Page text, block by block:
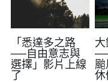
入會申請．兩座山
．華嚴初
．雨季，
梁寒衣著作（
他方之眼（報
行向圓覺/課
華嚴智海/教
宗門之眼/經藏
拄杖在手
線上聆聽
【道德經】
【勝鬘經】
行道瓔珞
感思與洄瀾
「悉達多之路
──自由意志與
選擇」影片上線
了
休
華嚴智海—《道
拄杖在手／論文
寒雪付衣／詩歌